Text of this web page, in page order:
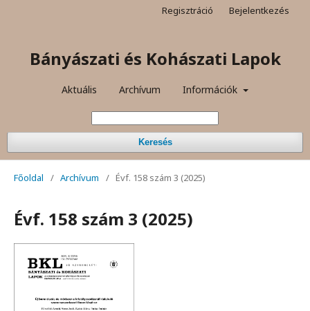
Bányászati és Kohászati Lapok
Aktuális Archívum Információk
Keresés
Regisztráció Bejelentkezés
Főoldal / Archívum / Évf. 158 szám 3 (2025)
Évf. 158 szám 3 (2025)